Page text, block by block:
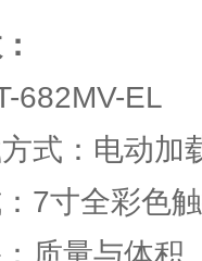
682MV-EL
式：电动加
7寸全彩色
质量与体积